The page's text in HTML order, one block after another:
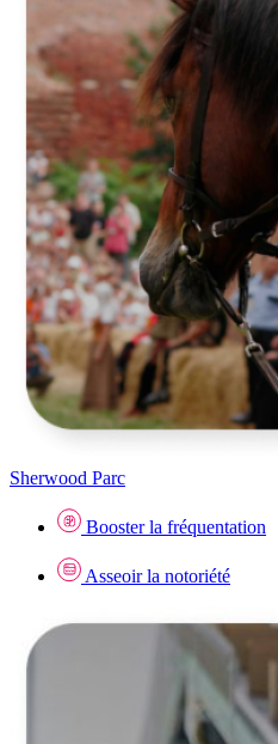
Sherwood Parc
Booster la fréquentation
Asseoir la notoriété